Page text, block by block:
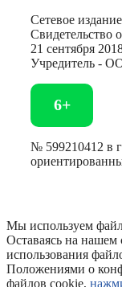
Сетевое
21 сентября
Учредитель -
6+
№ 599210412 в
Мы используем
Оставаясь на нашем
использования
Положениями о
файлов cookie,